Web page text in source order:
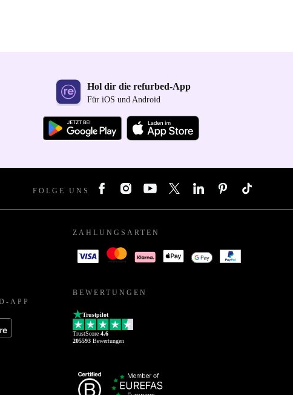
Hol dir die refurbed-App
Für iOS und Android
FOLGE UNS
APP
ZAHLUNGSARTEN
BEWERTUNGEN
Trustpilot
TrustScore 4.6
205593 Bewertungen